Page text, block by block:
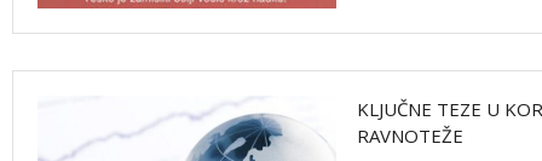
KLJUČNE TEZE U
RAVNOTEŽE